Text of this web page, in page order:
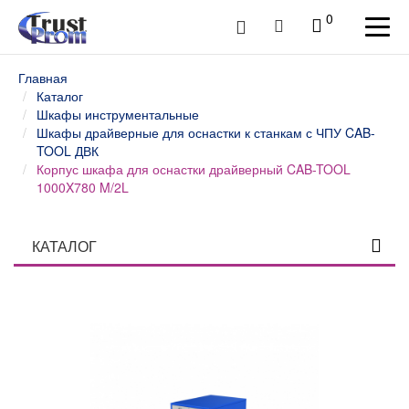
0
Главная
Каталог
Шкафы инструментальные
Шкафы драйверные для оснастки к станкам с ЧПУ CAB-
TOOL ДВК
Корпус шкафа для оснастки драйверный CAB-TOOL
1000X780 M/2L
КАТАЛОГ
Шкафы инструментальные ERGO 181/2 (до 500 кг)